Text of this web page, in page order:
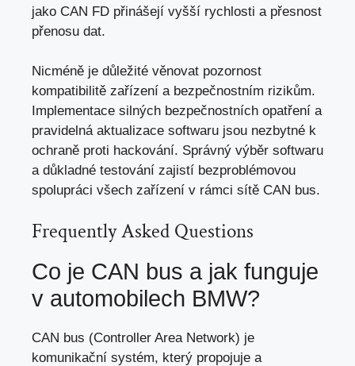
jako CAN FD přinášejí vyšší rychlosti a přesnost
přenosu dat.
Nicméně je důležité věnovat pozornost
kompatibilitě zařízení a bezpečnostním rizikům.
Implementace silných bezpečnostních opatření a
pravidelná aktualizace softwaru jsou nezbytné k
ochraně proti hackování. Správný výběr softwaru
a důkladné testování zajistí bezproblémovou
spolupráci všech zařízení v rámci sítě CAN bus.
Frequently Asked Questions
Co je CAN bus a jak funguje
v automobilech BMW?
CAN bus (Controller Area Network) je
komunikační systém, který propojuje a